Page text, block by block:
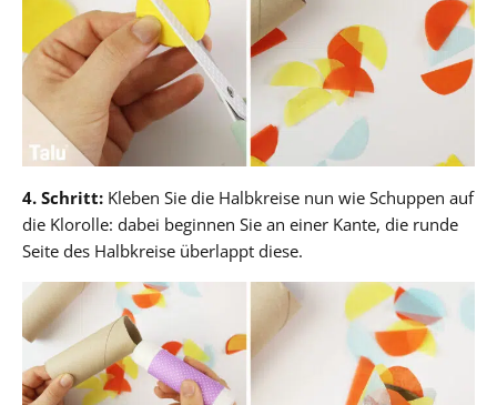
4. Schritt: Kleben Sie die Halbkreise nun wie Schuppen auf
die Klorolle: dabei beginnen Sie an einer Kante, die runde
Seite des Halbkreise überlappt diese.